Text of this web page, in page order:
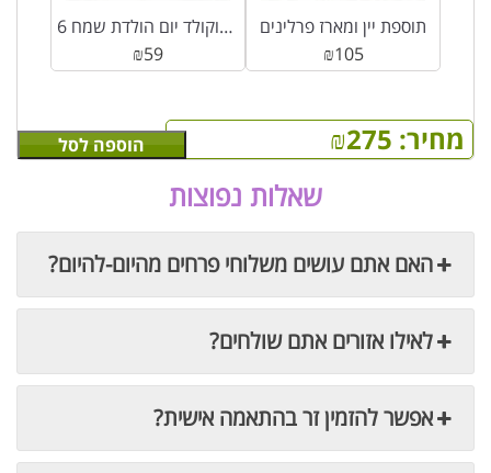
מחיר: ₪275 הוספה לסל
6 פרליני מזל טוב – מבית רוי שוקולד יום הולדת שמח
₪59
תוספת יין ומארז פרלינים
₪105
שאלות נפוצות
האם אתם עושים משלוחי פרחים מהיום-להיום?
לאילו אזורים אתם שולחים?
אפשר להזמין זר בהתאמה אישית?